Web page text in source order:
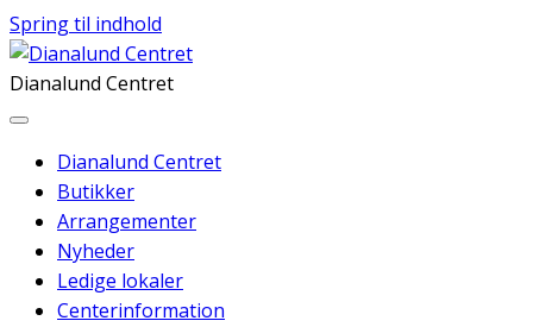
Spring til indhold
Dianalund Centret
Dianalund Centret
Butikker
Arrangementer
Nyheder
Ledige lokaler
Centerinformation